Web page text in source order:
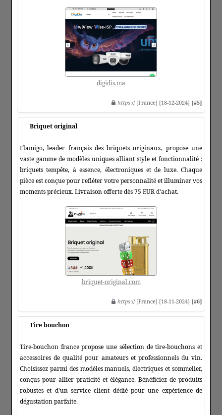
digidis.ma
https:// [France] [18-12-2024] [#5]
Briquet original
Flamigo, leader français des briquets originaux, propose une
vaste gamme de modèles uniques alliant style et fonctionnalité :
briquets tempête, à essence, électroniques et de luxe. Chaque
pièce est conçue pour refléter votre personnalité et illuminer vos
moments précieux. Livraison offerte dès 75 EUR d'achat.
briquet-original.com
https:// [France] [18-11-2024] [#6]
Tire bouchon
Tire-bouchon france propose une sélection de tire-bouchons et
accessoires de qualité pour amateurs et professionnels du vin.
Choisissez parmi des modèles manuels, électriques et sommelier,
conçus pour allier praticité et élégance. Bénéficiez de produits
robustes et d'un service client dédié pour une expérience de
dégustation parfaite.